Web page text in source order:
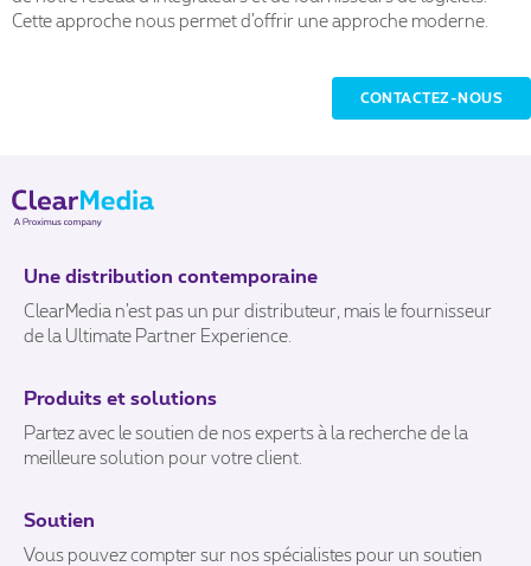
Cette approche nous permet d’offrir une approche moderne.
CONTACTEZ-NOUS
Une distribution contemporaine
ClearMedia n’est pas un pur distributeur, mais le fournisseur
de la Ultimate Partner Experience.
Produits et solutions
Partez avec le soutien de nos experts à la recherche de la
meilleure solution pour votre client.
Soutien
Vous pouvez compter sur nos spécialistes pour un soutien